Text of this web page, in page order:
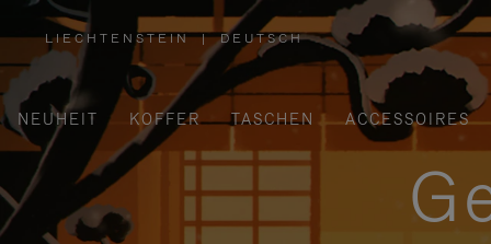
LIECHTENSTEIN
,
WÄHLEN
SIE
IHRE
REGION
AUS
| DEUTSCH
NEUHEIT KOFFER TASCHEN ACCESSOIRES